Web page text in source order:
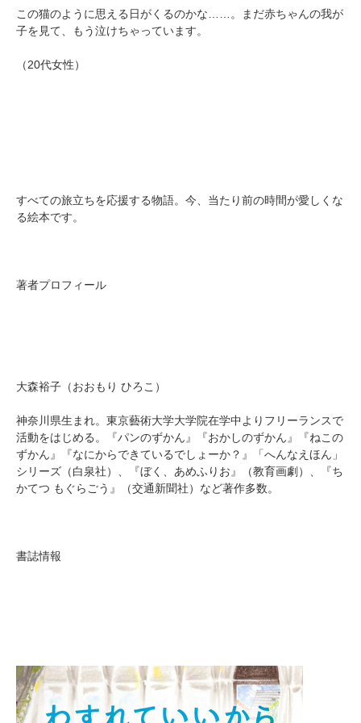
この猫のように思える日がくるのかな……。まだ赤ちゃんの我が
子を見て、もう泣けちゃっています。
（20代女性）
すべての旅立ちを応援する物語。今、当たり前の時間が愛しくな
る絵本です。
著者プロフィール
大森裕子（おおもり ひろこ）
神奈川県生まれ。東京藝術大学大学院在学中よりフリーランスで
活動をはじめる。『パンのずかん』『おかしのずかん』『ねこの
ずかん』『なにからできているでしょーか？』「へんなえほん」
シリーズ（白泉社）、『ぼく、あめふりお』（教育画劇）、『ち
かてつ もぐらごう』（交通新聞社）など著作多数。
書誌情報